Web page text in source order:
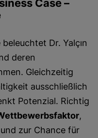
Case –
Dr. Yalçın
deren
Gleichzeitig
ausschließlich
Potenzial. Richtig
,
zur Chance für